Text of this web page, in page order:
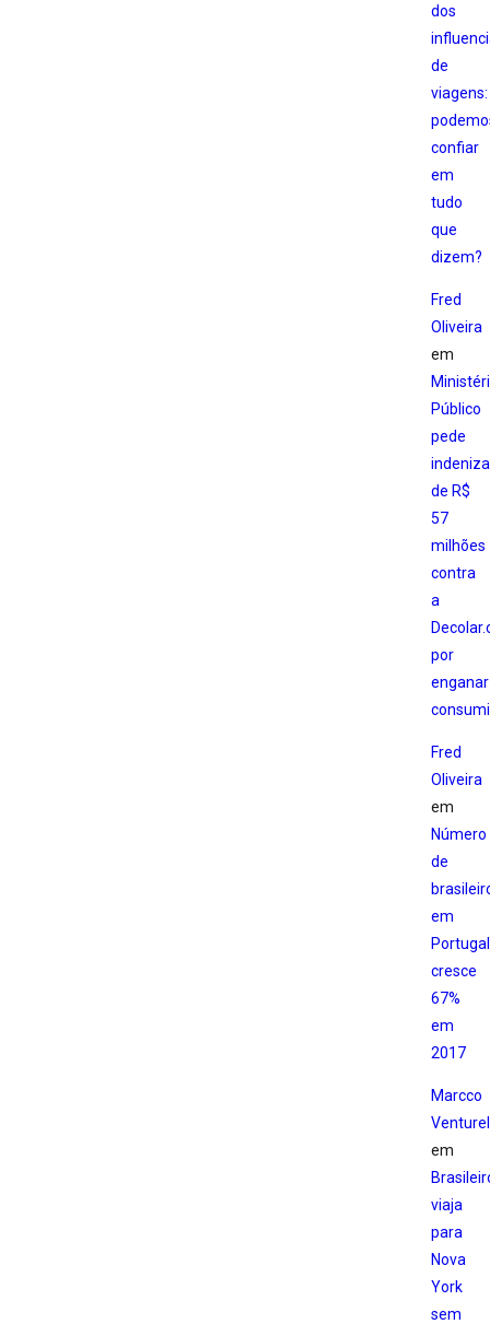
dos
de
viagens:
confiar
em
tudo
que
dizem?
Fred
Oliveira
em
Público
pede
de R$
57
milhões
contra
a
por
enganar
Fred
Oliveira
em
Número
de
em
Portugal
cresce
67%
em
2017
Marcco
em
viaja
para
Nova
York
sem